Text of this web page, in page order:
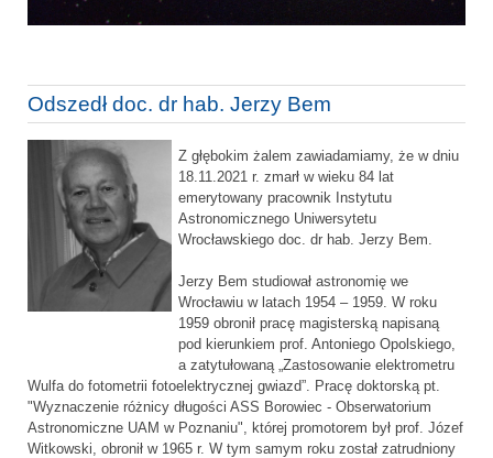
Odszedł doc. dr hab. Jerzy Bem
Z głębokim żalem zawiadamiamy, że w dniu
18.11.2021 r. zmarł w wieku 84 lat
emerytowany pracownik Instytutu
Astronomicznego Uniwersytetu
Wrocławskiego doc. dr hab. Jerzy Bem.
Jerzy Bem studiował astronomię we
Wrocławiu w latach 1954 – 1959. W roku
1959 obronił pracę magisterską napisaną
pod kierunkiem prof. Antoniego Opolskiego,
a zatytułowaną „Zastosowanie elektrometru
Wulfa do fotometrii fotoelektrycznej gwiazd”. Pracę doktorską pt.
"Wyznaczenie różnicy długości ASS Borowiec - Obserwatorium
Astronomiczne UAM w Poznaniu", której promotorem był prof. Józef
Witkowski, obronił w 1965 r. W tym samym roku został zatrudniony